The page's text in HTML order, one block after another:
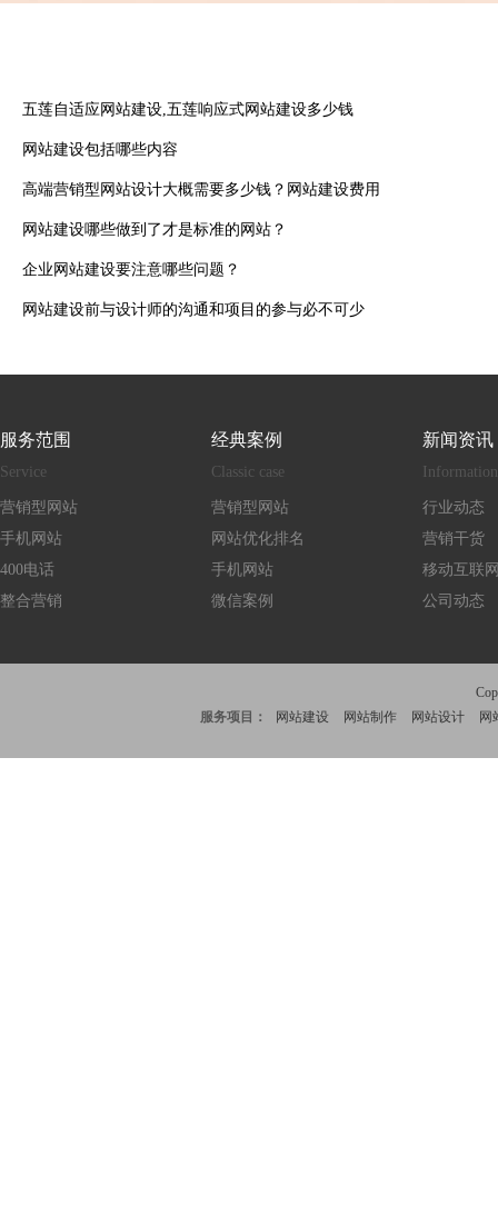
五莲自适应网站建设,五莲响应式网站建设多少钱
网站建设包括哪些内容
高端营销型网站设计大概需要多少钱？网站建设费用
网站建设哪些做到了才是标准的网站？
企业网站建设要注意哪些问题？
网站建设前与设计师的沟通和项目的参与必不可少
服务范围
Service
营销型网站
手机网站
400电话
整合营销
经典案例
Classic case
营销型网站
网站优化排名
手机网站
微信案例
新闻资讯
Information
行业动态
营销干货
移动互联
公司动态
服务项目：
网站建设 网站制作 网站设计 网